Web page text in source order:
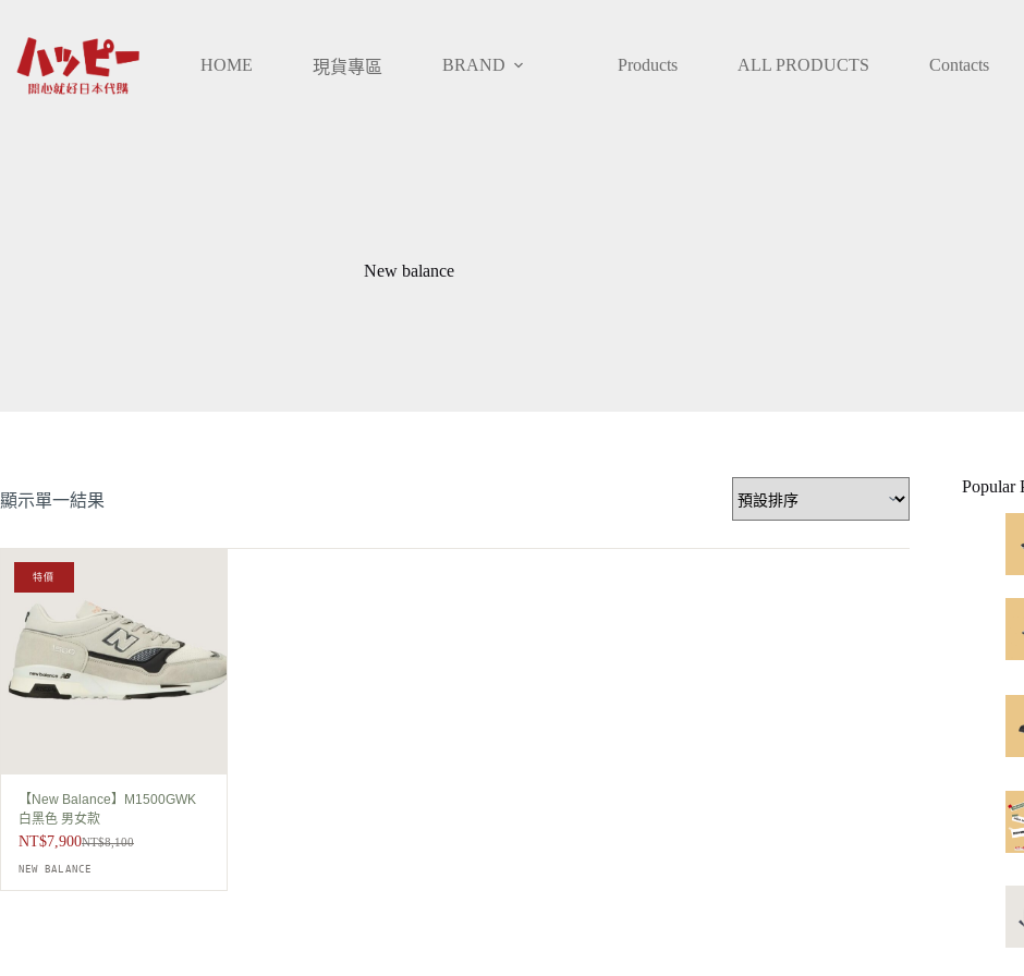
HOME 現貨專區 BRAND Products ALL PRODUCTS Contacts
New balance
顯示單一結果
特價
【New Balance】M1500GWK
白黑色 男女款
NT$8,100
始
NT$7,900
前
NEW BALANCE
Popular